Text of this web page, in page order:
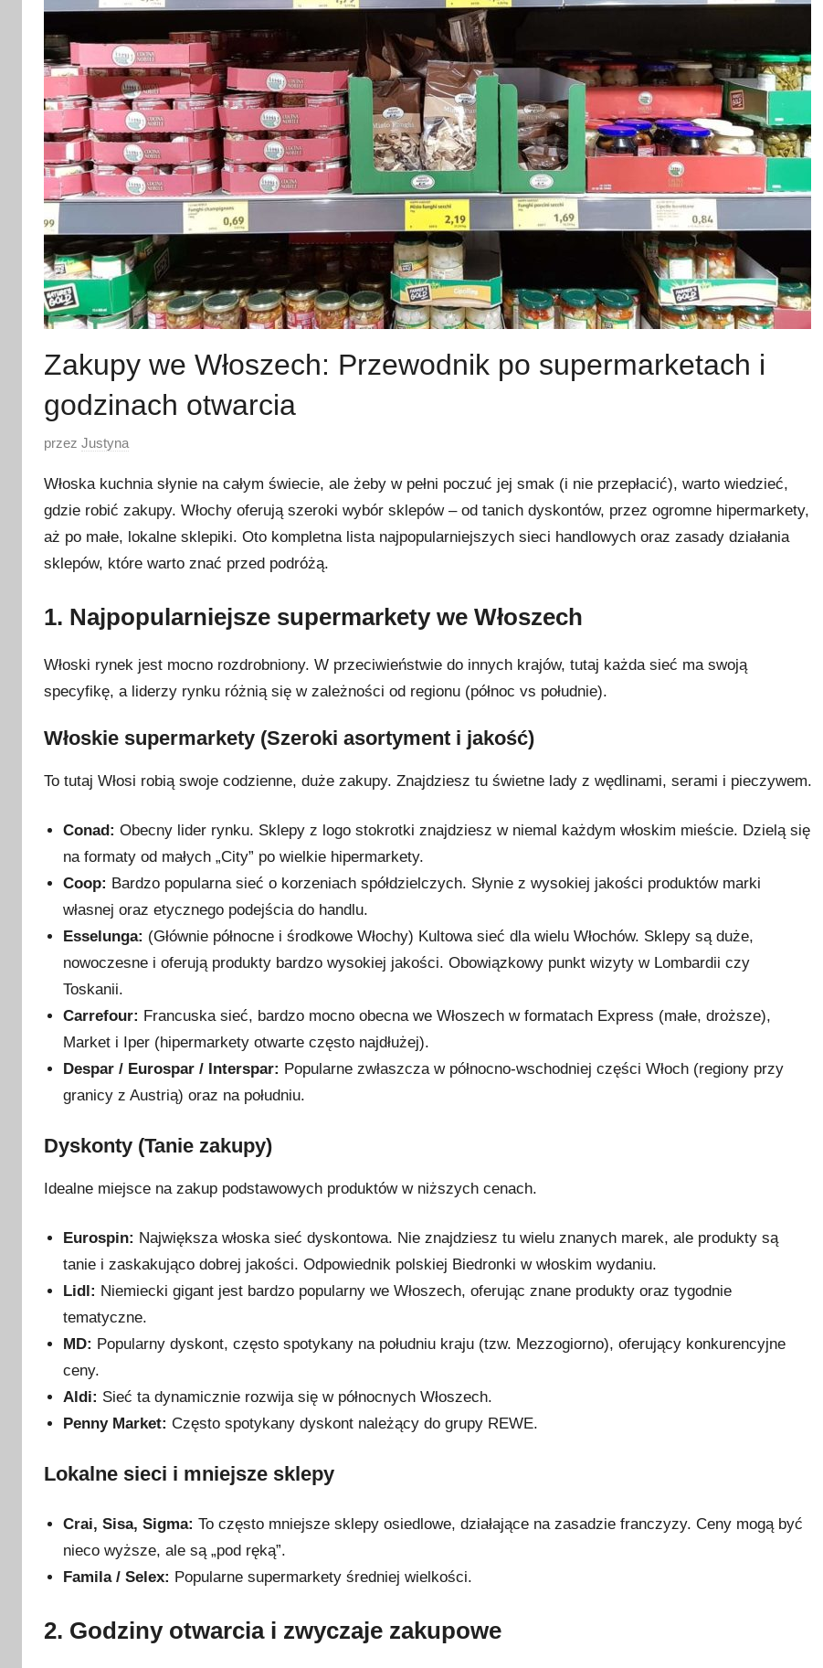
Zakupy we Włoszech: Przewodnik po supermarketach i
godzinach otwarcia
O
u
b
l
i
o
a
3
g
2
9
przez Justyna
Włoska kuchnia słynie na całym świecie, ale żeby w pełni poczuć jej smak (i nie przepłacić), warto wiedzieć,
gdzie robić zakupy. Włochy oferują szeroki wybór sklepów – od tanich dyskontów, przez ogromne hipermarkety,
aż po małe, lokalne sklepiki. Oto kompletna lista najpopularniejszych sieci handlowych oraz zasady działania
sklepów, które warto znać przed podróżą.
1. Najpopularniejsze supermarkety we Włoszech
Włoski rynek jest mocno rozdrobniony. W przeciwieństwie do innych krajów, tutaj każda sieć ma swoją
specyfikę, a liderzy rynku różnią się w zależności od regionu (północ vs południe).
Włoskie supermarkety (Szeroki asortyment i jakość)
To tutaj Włosi robią swoje codzienne, duże zakupy. Znajdziesz tu świetne lady z wędlinami, serami i pieczywem.
Conad: Obecny lider rynku. Sklepy z logo stokrotki znajdziesz w niemal każdym włoskim mieście. Dzielą się
na formaty od małych „City” po wielkie hipermarkety.
Coop: Bardzo popularna sieć o korzeniach spółdzielczych. Słynie z wysokiej jakości produktów marki
własnej oraz etycznego podejścia do handlu.
Esselunga: (Głównie północne i środkowe Włochy) Kultowa sieć dla wielu Włochów. Sklepy są duże,
nowoczesne i oferują produkty bardzo wysokiej jakości. Obowiązkowy punkt wizyty w Lombardii czy
Toskanii.
Carrefour: Francuska sieć, bardzo mocno obecna we Włoszech w formatach Express (małe, droższe),
Market i Iper (hipermarkety otwarte często najdłużej).
Despar / Eurospar / Interspar: Popularne zwłaszcza w północno-wschodniej części Włoch (regiony przy
granicy z Austrią) oraz na południu.
Dyskonty (Tanie zakupy)
Idealne miejsce na zakup podstawowych produktów w niższych cenach.
Eurospin: Największa włoska sieć dyskontowa. Nie znajdziesz tu wielu znanych marek, ale produkty są
tanie i zaskakująco dobrej jakości. Odpowiednik polskiej Biedronki w włoskim wydaniu.
Lidl: Niemiecki gigant jest bardzo popularny we Włoszech, oferując znane produkty oraz tygodnie
tematyczne.
MD: Popularny dyskont, często spotykany na południu kraju (tzw. Mezzogiorno), oferujący konkurencyjne
ceny.
Aldi: Sieć ta dynamicznie rozwija się w północnych Włoszech.
Penny Market: Często spotykany dyskont należący do grupy REWE.
Lokalne sieci i mniejsze sklepy
Crai, Sisa, Sigma: To często mniejsze sklepy osiedlowe, działające na zasadzie franczyzy. Ceny mogą być
nieco wyższe, ale są „pod ręką”.
Famila / Selex: Popularne supermarkety średniej wielkości.
2. Godziny otwarcia i zwyczaje zakupowe